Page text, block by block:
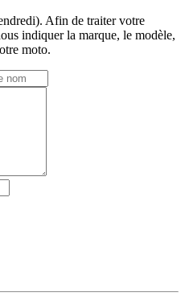
Afin de traiter votre
indiquer la marque, le modèle,
moto.